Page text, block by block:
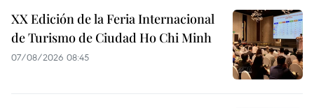
XX Edición de la Feria Internacional
de Turismo de Ciudad Ho Chi Minh
07/08/2026 08:45